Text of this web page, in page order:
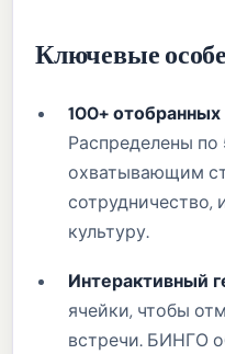
Ключевые
100+
Распределены по
охватывающим
сотрудничество,
культуру.
Интерактивный
ячейки, чтобы
встречи. БИНГО